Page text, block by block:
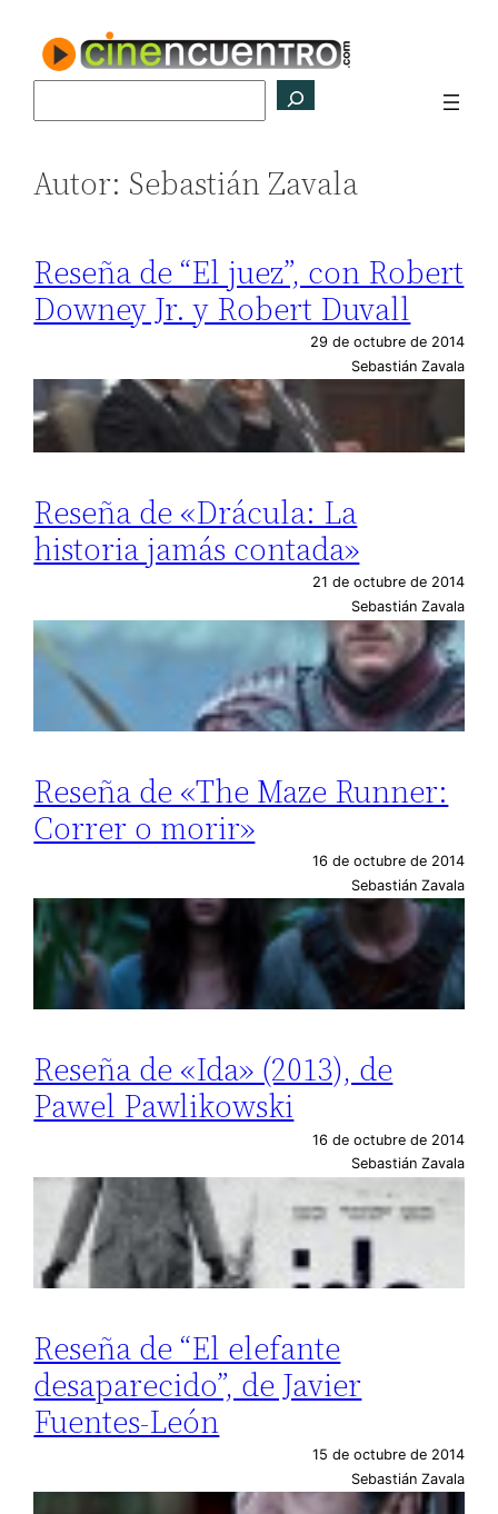
contenido
Autor: Sebastián Zavala
Reseña de “El juez”, con Robert
Downey Jr. y Robert Duvall
29 de octubre de 2014
Sebastián Zavala
Reseña de «Drácula: La
historia jamás contada»
21 de octubre de 2014
Sebastián Zavala
Reseña de «The Maze Runner:
Correr o morir»
16 de octubre de 2014
Sebastián Zavala
Reseña de «Ida» (2013), de
Pawel Pawlikowski
16 de octubre de 2014
Sebastián Zavala
Reseña de “El elefante
desaparecido”, de Javier
Fuentes-León
15 de octubre de 2014
Sebastián Zavala